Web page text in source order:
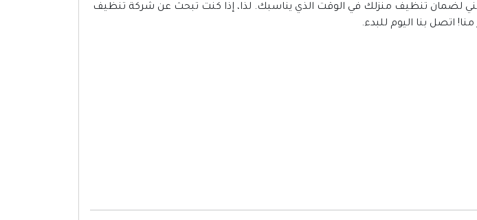
إسلاميةلضمان تنظيف منزلك في الوقت الذي يناسبك. لذا، إذا كنت تبحث عن شركة تنظيف
اتصل بنا اليوم للبدء.